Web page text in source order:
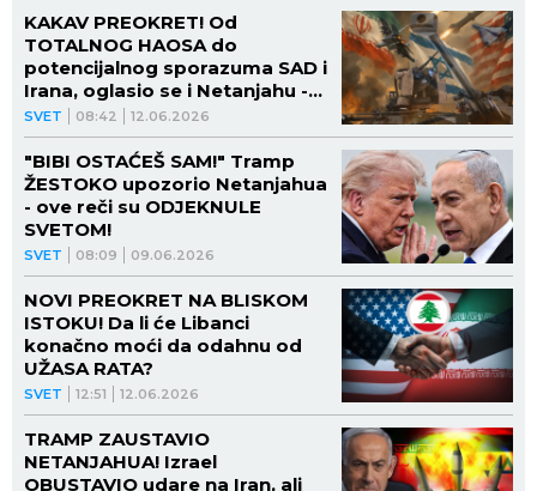
SVET 08:42 12.06.2026
KAKAV PREOKRET! Od
TOTALNOG HAOSA do
potencijalnog sporazuma SAD i
Irana, oglasio se i Netanjahu -
SADA JE SVE JASNO!
SVET 08:09 09.06.2026
"BIBI OSTAĆEŠ SAM!" Tramp
ŽESTOKO upozorio Netanjahua
- ove reči su ODJEKNULE
SVETOM!
SVET 12:51 12.06.2026
NOVI PREOKRET NA BLISKOM
ISTOKU! Da li će Libanci
konačno moći da odahnu od
UŽASA RATA?
TRAMP ZAUSTAVIO
NETANJAHUA! Izrael
OBUSTAVIO udare na Iran, ali